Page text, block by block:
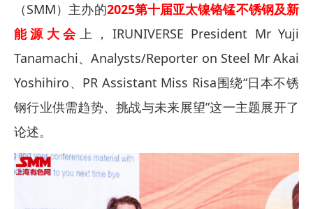
（SMM）主办的2025第十届亚太镍铬锰不锈钢及新
能源大会 上，IRUNIVERSE President Mr Yuji
Tanamachi、Analysts/Reporter on Steel Mr Akai
Yoshihiro、PR Assistant Miss Risa围绕“日本不锈
钢行业供需趋势、挑战与未来展望”这一主题展开了
论述。